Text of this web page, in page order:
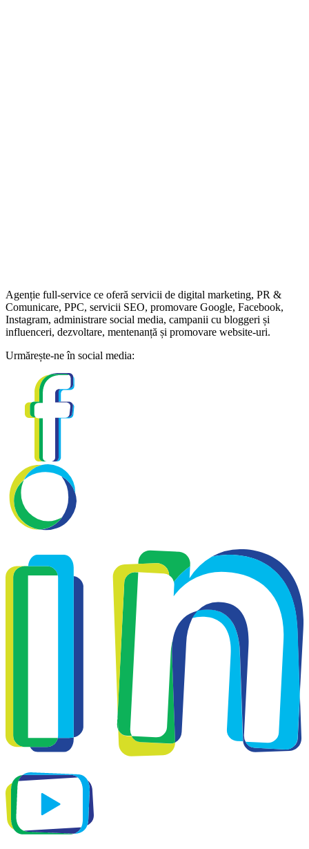
Agenție full-service ce oferă servicii de digital marketing, PR &
Comunicare, PPC, servicii SEO, promovare Google, Facebook,
Instagram, administrare social media, campanii cu bloggeri și
influenceri, dezvoltare, mentenanță și promovare website-uri.
Urmărește-ne în social media: